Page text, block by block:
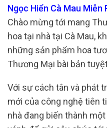
Ngọc Hiển Cà Mau Miễn
Chào mừng tới mang
hoa tại nhà tại Cà Mau,
những sản phẩm hoa
Thương Mại bài bản
Với sự cách tân và phát
mới của công nghệ tiên
nhà đang biến thành